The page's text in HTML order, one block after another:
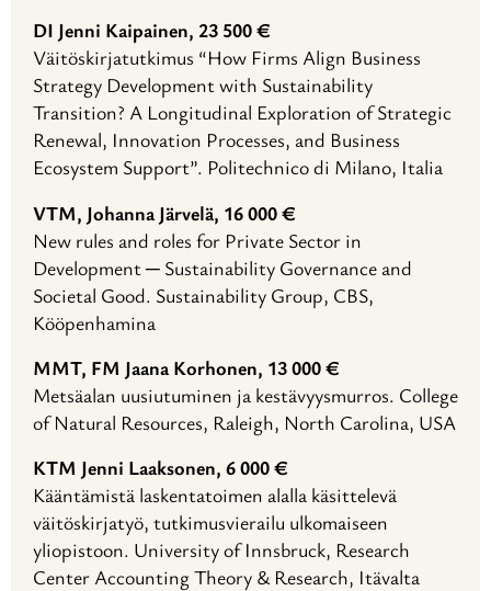
DI Jenni Kaipainen, 23 500 €
Väitöskirjatutkimus “How Firms Align Business
Strategy Development with Sustainability
Transition? A Longitudinal Exploration of Strategic
Renewal, Innovation Processes, and Business
Ecosystem Support”. Politechnico di Milano, Italia
VTM, Johanna Järvelä, 16 000 €
New rules and roles for Private Sector in
Development ─ Sustainability Governance and
Societal Good. Sustainability Group, CBS,
Kööpenhamina
MMT, FM Jaana Korhonen, 13 000 €
Metsäalan uusiutuminen ja kestävyysmurros. College
of Natural Resources, Raleigh, North Carolina, USA
KTM Jenni Laaksonen, 6 000 €
Kääntämistä laskentatoimen alalla käsittelevä
väitöskirjatyö, tutkimusvierailu ulkomaiseen
yliopistoon. University of Innsbruck, Research
Center Accounting Theory & Research, Itävalta